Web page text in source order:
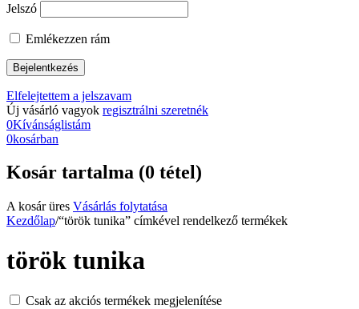
Jelszó
Emlékezzen rám
Elfelejtettem a jelszavam
Új vásárló vagyok regisztrálni szeretnék
0Kívánságlistám
0kosárban
Kosár tartalma (0 tétel)
A kosár üres Vásárlás folytatása
Kezdőlap/“török tunika” címkével rendelkező termékek
török tunika
Csak az akciós termékek megjelenítése